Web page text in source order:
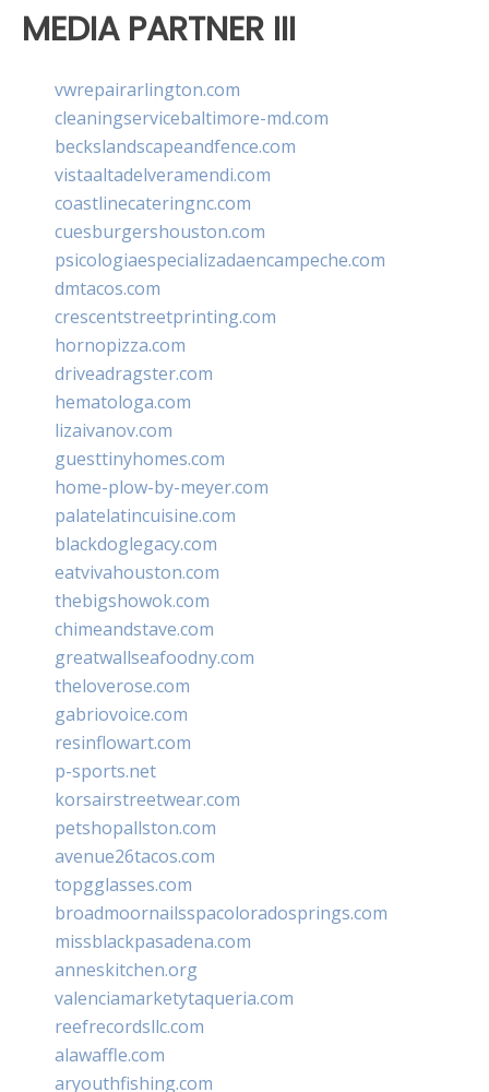
MEDIA PARTNER III
vwrepairarlington.com
cleaningservicebaltimore-md.com
beckslandscapeandfence.com
vistaaltadelveramendi.com
coastlinecateringnc.com
cuesburgershouston.com
psicologiaespecializadaencampeche.com
dmtacos.com
crescentstreetprinting.com
hornopizza.com
driveadragster.com
hematologa.com
lizaivanov.com
guesttinyhomes.com
home-plow-by-meyer.com
palatelatincuisine.com
blackdoglegacy.com
eatvivahouston.com
thebigshowok.com
chimeandstave.com
greatwallseafoodny.com
theloverose.com
gabriovoice.com
resinflowart.com
p-sports.net
korsairstreetwear.com
petshopallston.com
avenue26tacos.com
topgglasses.com
broadmoornailsspacoloradosprings.com
missblackpasadena.com
anneskitchen.org
valenciamarketytaqueria.com
reefrecordsllc.com
alawaffle.com
aryouthfishing.com